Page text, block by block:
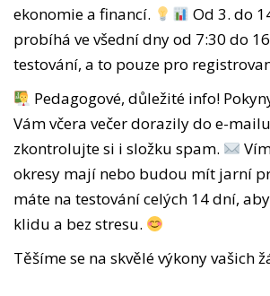
ekonomie a financí.
Od 3. do
probíhá ve všední dny od 7:30 do
testování, a to pouze pro
Pedagogové, důležité info!
Vám včera večer dorazily do e-
zkontrolujte si i složku spam.
okresy mají nebo budou mít jarní
máte na testování celých 14 dní,
klidu a bez stresu.
Těšíme se na skvělé výkony vašich